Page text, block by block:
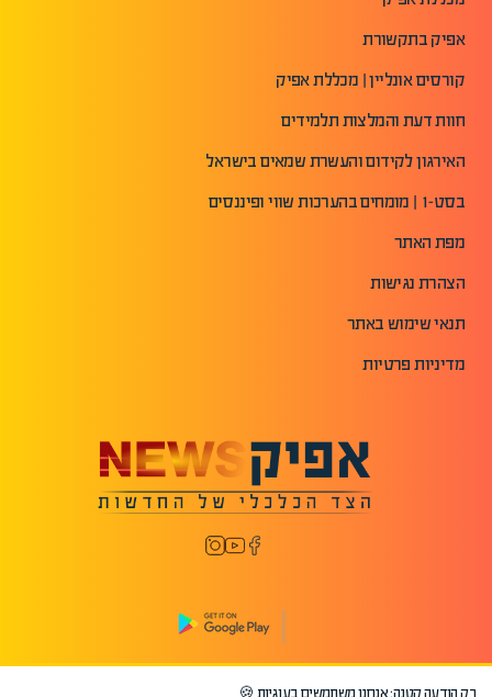
אפיק בתקשורת
קורסים אונליין | מכללת אפיק
חוות דעת והמלצות תלמידים
האירגון לקידום והעשרת שמאים בישראל
בסט-1 | מומחים בהערכות שווי ופיננסים
מפת האתר
הצהרת נגישות
תנאי שימוש באתר
מדיניות פרטיות